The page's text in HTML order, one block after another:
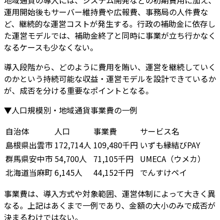
運用開始後もサーバー維持費や広報費、事務局の人件費な
ど、継続的な運営コストが発生する。行政の補助金に依存し
た運営モデルでは、補助金終了と同時に事業が立ち行かなく
なるケースも少なくない。
導入段階から、どのように費用を賄い、運営を継続していく
のかという持続可能な収益・運営モデルを設計できているか
が、成否を分ける重要なポイントとなる。
▼人口規模別・地域通貨事業費の一例
自治体
人口 事業費
サービス名
島根県出雲市 172,714人 109,480千円 いずも縁結びPAY
群馬県安中市 54,700人 71,105千円
UMECA（ウメカ）
北海道当麻町6,145人 44,152千円
でんすけペイ
事業費は、導入方式や対象範囲、運営体制によって大きく異
なる。上記はあくまで一例であり、金額の大小のみで成否が
決まるわけではない。